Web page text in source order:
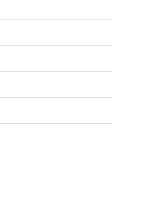
as condições de entrega